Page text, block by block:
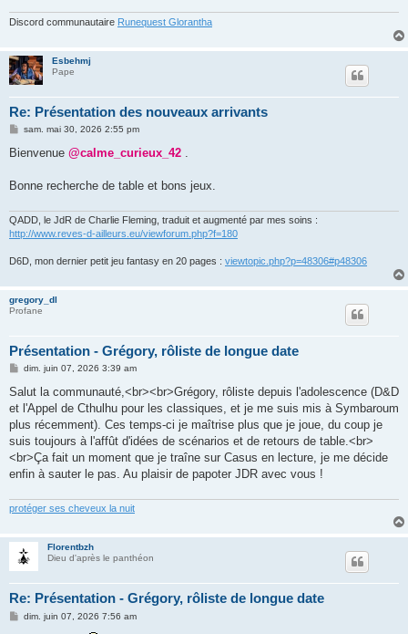
Discord communautaire Runequest Glorantha
Esbehmj
Pape
Re: Présentation des nouveaux arrivants
M
s
g
sam. mai 30, 2026 2:55 pm
Bienvenue @calme_curieux_42 .
Bonne recherche de table et bons jeux.
QADD, le JdR de Charlie Fleming, traduit et augmenté par mes soins :
http://www.reves-d-ailleurs.eu/viewforum.php?f=180
D6D, mon dernier petit jeu fantasy en 20 pages : viewtopic.php?p=48306#p48306
gregory_dl
Profane
Présentation - Grégory, rôliste de longue date
M
s
a
g
dim. juin 07, 2026 3:39 am
Salut la communauté,<br><br>Grégory, rôliste depuis l'adolescence (D&D
et l'Appel de Cthulhu pour les classiques, et je me suis mis à Symbaroum
plus récemment). Ces temps-ci je maîtrise plus que je joue, du coup je
suis toujours à l'affût d'idées de scénarios et de retours de table.<br>
<br>Ça fait un moment que je traîne sur Casus en lecture, je me décide
enfin à sauter le pas. Au plaisir de papoter JDR avec vous !
protéger ses cheveux la nuit
Florentbzh
Dieu d'après le panthéon
Re: Présentation - Grégory, rôliste de longue date
Mdim. juin 07, 2026 7:56 am